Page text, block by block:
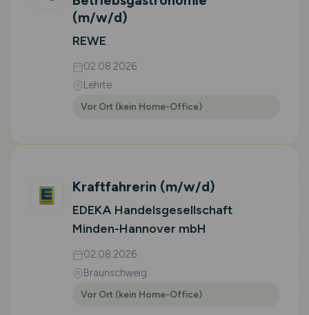
(m/w/d)
REWE
02.08.2026
Lehrte
Vor Ort (kein Home-Office)
Kraftfahrerin (m/w/d)
EDEKA Handelsgesellschaft
Minden-Hannover mbH
02.08.2026
Braunschweig
Vor Ort (kein Home-Office)